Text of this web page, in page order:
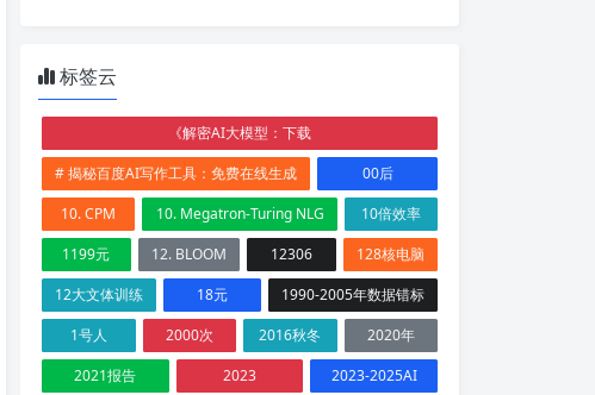
标签云
《解密AI大模型：下载
# 揭秘百度AI写作工具：免费在线生成
00后
10. CPM
10. Megatron-Turing NLG
10倍效率
1199元
12. BLOOM 12306
128核电脑
12大文体训练
18元
1990-2005年数据错标
1号人
2000次 2016秋冬
2020年
2021报告
2023
2023-2025AI